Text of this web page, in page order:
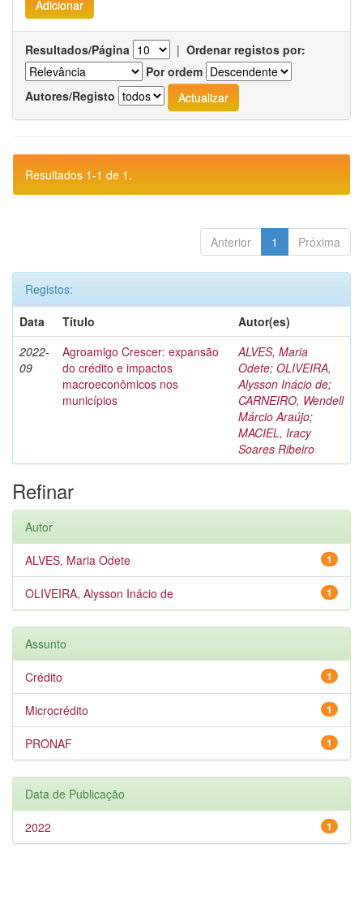
Resultados/Página | Ordenar registos por:
Por ordem
Autores/Registo
Resultados 1-1 de 1.
Anterior 1 Próxima
Registos:
Data
Título
Autor(es)
2022-
09
Agroamigo Crescer: expansão
do crédito e impactos
macroeconômicos nos
municípios
ALVES, Maria
Odete; OLIVEIRA,
Alysson Inácio de;
CARNEIRO, Wendell
Márcio Araújo;
MACIEL, Iracy
Soares Ribeiro
Refinar
Autor
1
ALVES, Maria Odete
1
OLIVEIRA, Alysson Inácio de
Assunto
1
Crédito
1
Microcrédito
1
PRONAF
Data de Publicação
1
2022